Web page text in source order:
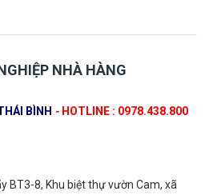
NHÀ HÀNG
BÌNH - HOTLINE : 0978.438.800
BT3-8, Khu biệt thự vườn Cam, xã